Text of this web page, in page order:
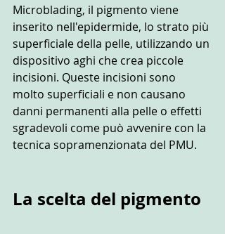
Microblading, il pigmento viene
inserito nell'epidermide, lo strato più
superficiale della pelle, utilizzando un
dispositivo aghi che crea piccole
incisioni. Queste incisioni sono
molto superficiali e non causano
danni permanenti alla pelle o effetti
sgradevoli come può avvenire con la
tecnica sopramenzionata del PMU.
La scelta del pigmento